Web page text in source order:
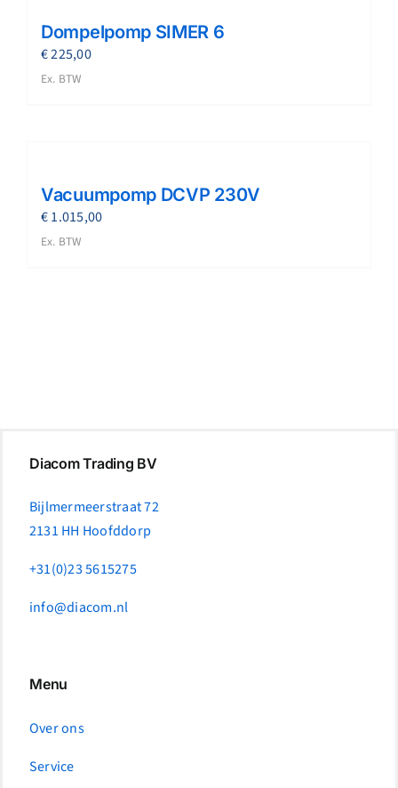
Vacatures
Dompelpomp SIMER 6
€225,00
Ex. BTW
Vacuumpomp DCVP 230V
€1.015,00
Ex. BTW
Diacom Trading BV
Bijlmermeerstraat 72
2131 HH Hoofddorp
+31(0)23 5615275
info@diacom.nl
Menu
Over ons
Service